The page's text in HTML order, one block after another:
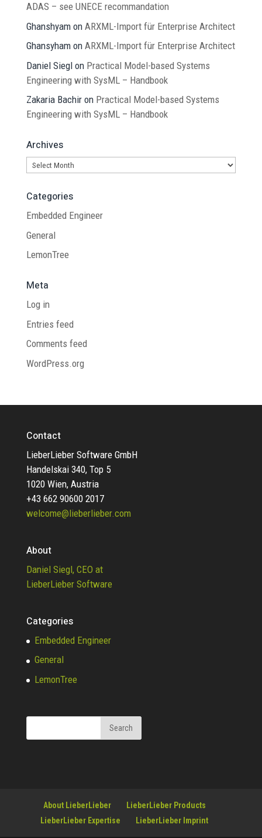
ADAS – see UNECE recommandation
Ghanshyamon ARXML-Import für Enterprise Architect
Ghansyhamon ARXML-Import für Enterprise Architect
Daniel Sieglon Practical Model-based Systems
Engineering with SysML – Handbook
Zakaria Bachiron Practical Model-based Systems
Engineering with SysML – Handbook
Archives
Archives
Categories
Embedded Engineer
General
LemonTree
Meta
Log in
Entries feed
Comments feed
WordPress.org
Contact
LieberLieber Software GmbH
Handelskai 340, Top 5
1020 Wien, Austria
+43 662 90600 2017
welcome@lieberlieber.com
About
Daniel Siegl, CEO at
LieberLieber Software
Categories
Embedded Engineer
General
LemonTree
About LieberLieber
LieberLieber Products
LieberLieber Expertise
LieberLieber Imprint